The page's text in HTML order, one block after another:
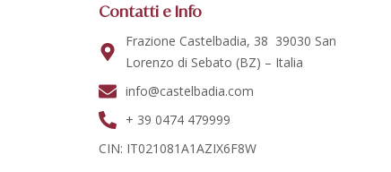
Contatti e Info
Frazione Castelbadia, 38 39030 San
Lorenzo di Sebato (BZ) – Italia
info@castelbadia.com
+ 39 0474 479999
CIN: IT021081A1AZIX6F8W